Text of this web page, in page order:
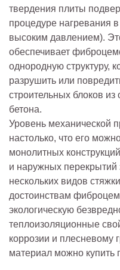
твердения плиты
процедуре нагревания
высоким давлением).
обеспечивает
однородную структуру,
разрушить или
строительных блоков из
бетона.
Уровень механической
настолько, что его
монолитных
и наружных перекрытий
нескольких видов
достоинствам
экологическую
теплоизоляционные
коррозии и плесневому
материал можно купить